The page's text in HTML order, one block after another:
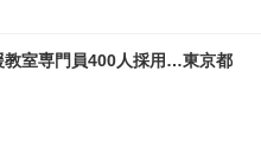
教室専門員400人採用…東京都